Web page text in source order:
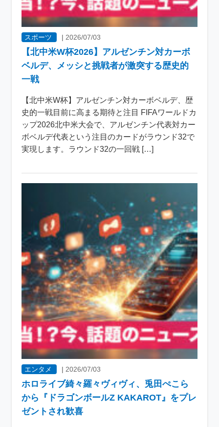
スポーツ | 2026/07/03
【北中米W杯2026】アルゼンチン対カーボ
ベルデ、メッシと挑戦者が激突する歴史的
一戦
【北中米W杯】アルゼンチン対カーボベルデ、歴
史的一戦目前に高まる期待と注目 FIFAワールドカ
ップ2026北中米大会で、アルゼンチン代表対カー
ボベルデ代表という注目のカードがラウンド32で
実現します。ラウンド32の一回戦 […]
エンタメ | 2026/07/03
ホロライブ綺々羅々ヴィヴィ、兎田ぺこら
から『ドラゴンボールZ KAKAROT』をプレ
ゼントされ歓喜